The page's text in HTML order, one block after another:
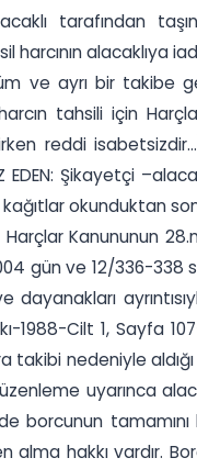
tarafından
alacaklıya
ve ayrı bir takibe
tahsili için
reddi
Şikayetçi
okunduktan
Harçlar Kanununun
gün ve 12/336-
dayanakları
1988-Cilt 1, Sayfa
takibi nedeniyle
uyarınca
alma hakkı vardır.